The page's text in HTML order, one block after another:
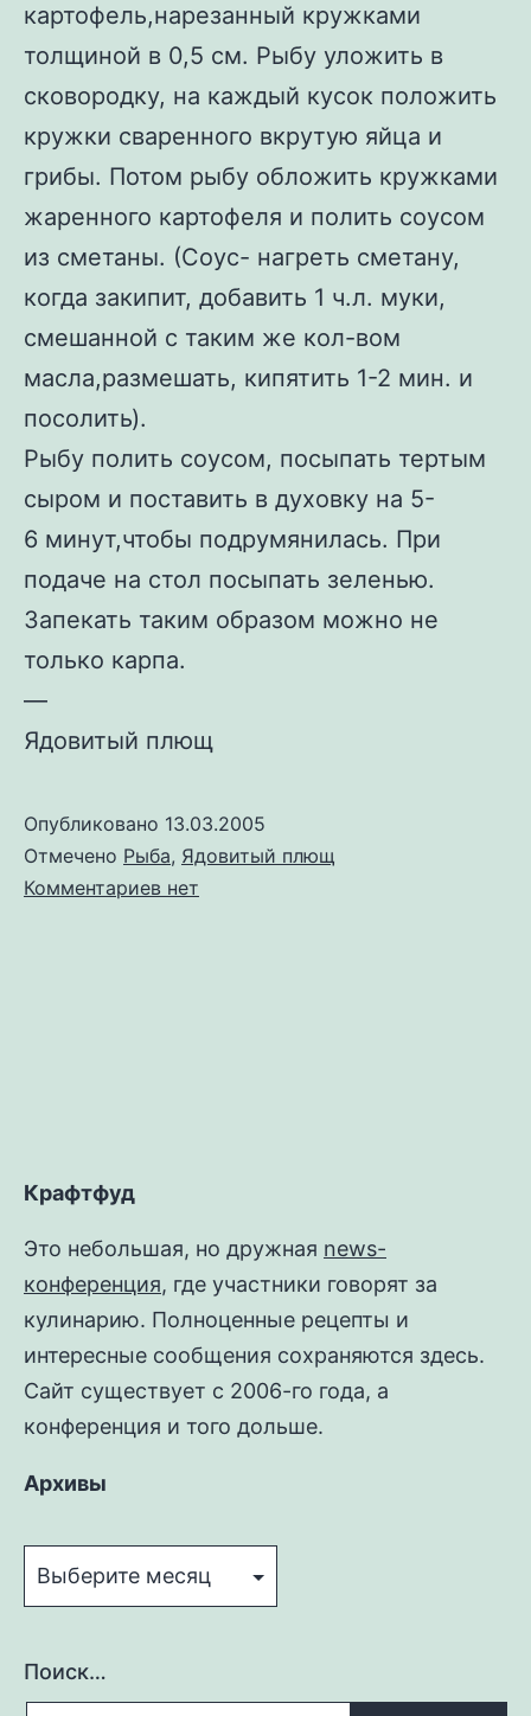
картофель,нарезанный кружками
толщиной в 0,5 см. Рыбу уложить в
сковородку, на каждый кусок положить
кружки сваренного вкрутую яйца и
грибы. Потом рыбу обложить кружками
жаренного картофеля и полить соусом
из сметаны. (Соус- нагреть сметану,
когда закипит, добавить 1 ч.л. муки,
смешанной с таким же кол-вом
масла,размешать, кипятить 1-2 мин. и
посолить).
Рыбу полить соусом, посыпать тертым
сыром и поставить в духовку на 5-
6 минут,чтобы подрумянилась. При
подаче на стол посыпать зеленью.
Запекать таким образом можно не
только карпа.
—
Ядовитый плющ
Опубликовано 13.03.2005
Отмечено Рыба, Ядовитый плющ
Комментариев кнет
Крафтфуд
Это небольшая, но дружная news-
конференция, где участники говорят за
кулинарию. Полноценные рецепты и
интересные сообщения сохраняются здесь.
Сайт существует с 2006-го года, а
конференция и того дольше.
Архивы
Поиск…